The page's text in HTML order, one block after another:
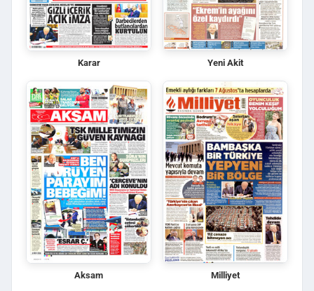
Karar Yeni Akit
Aksam Milliyet